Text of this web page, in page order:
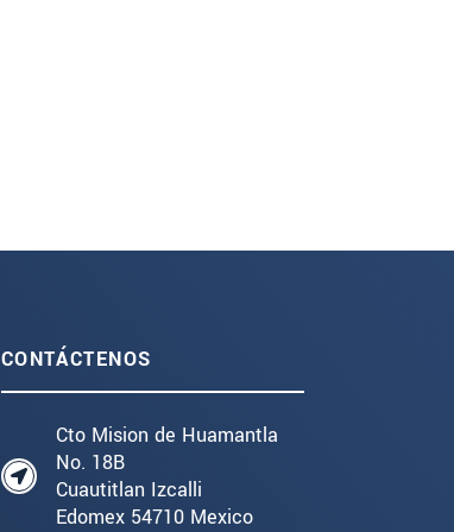
CONTÁCTENOS
Cto Mision de Huamantla
No. 18B
Cuautitlan Izcalli
Edomex 54710 Mexico